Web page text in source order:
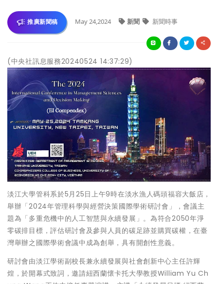
推廣新聞稿 May 24,2024 新聞 新聞時事
(中央社訊息服務20240524 14:37:29)
淡江大學管科系於5月25日上午9時在淡水漁人碼頭福容大飯店，
舉辦「2024年管理科學與經營決策國際學術研討會」，會議主
題為「多重危機中的人工智慧與永續發展」。為符合2050年淨
零碳排目標，評估研討會及參與人員的碳足跡並購買碳權，在臺
灣舉辦之國際學術會議中成為創舉，具有開創性意義。
研討會由淡江學術副校長兼永續發展與社會創新中心主任許輝
煌，於開幕式致詞，邀請紐西蘭懷卡托大學教授William Yu Ch